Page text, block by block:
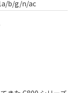
b/g/n/ac